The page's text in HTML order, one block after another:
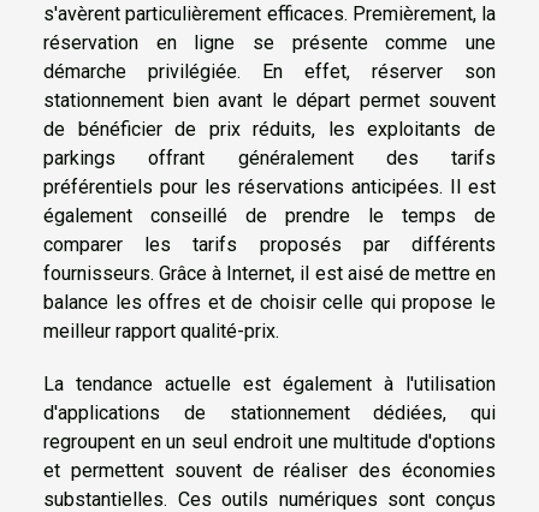
s'avèrent particulièrement efficaces. Premièrement, la
réservation en ligne se présente comme une
démarche privilégiée. En effet, réserver son
stationnement bien avant le départ permet souvent
de bénéficier de prix réduits, les exploitants de
parkings offrant généralement des tarifs
préférentiels pour les réservations anticipées. Il est
également conseillé de prendre le temps de
comparer les tarifs proposés par différents
fournisseurs. Grâce à Internet, il est aisé de mettre en
balance les offres et de choisir celle qui propose le
meilleur rapport qualité-prix.
La tendance actuelle est également à l'utilisation
d'applications de stationnement dédiées, qui
regroupent en un seul endroit une multitude d'options
et permettent souvent de réaliser des économies
substantielles. Ces outils numériques sont conçus